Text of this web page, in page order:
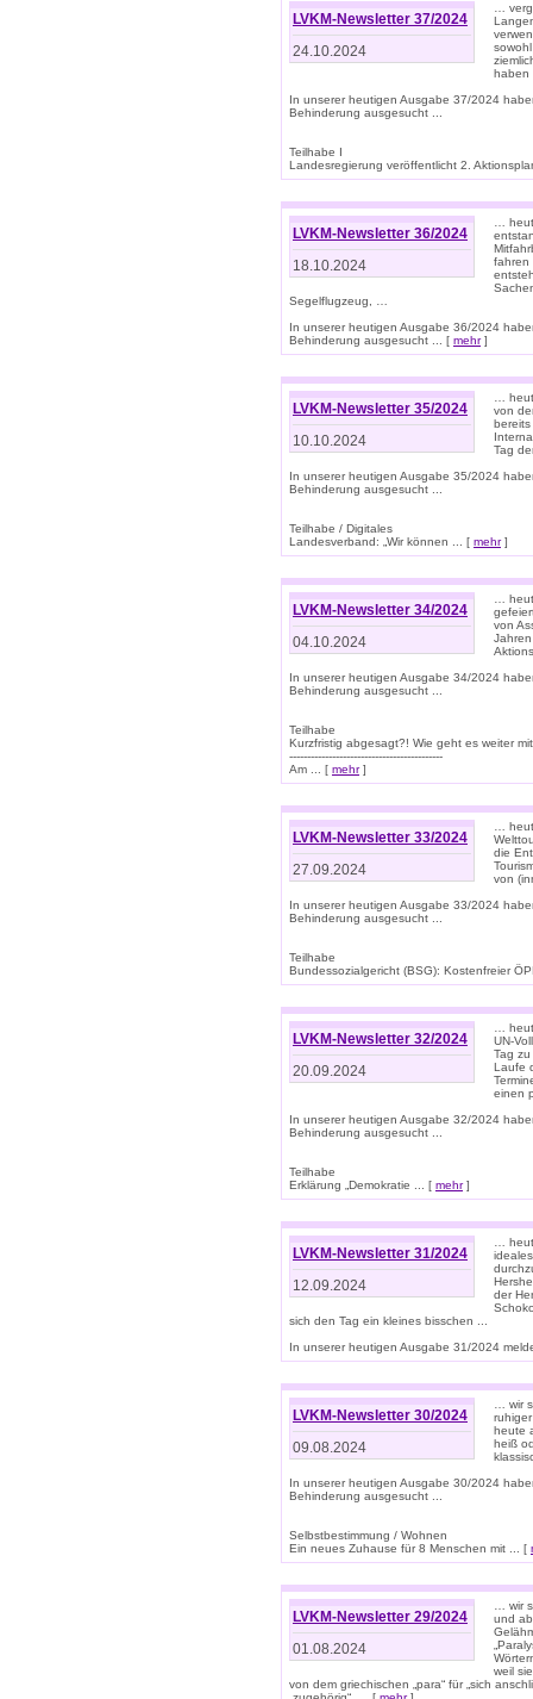
LVKM-Newsletter 37/2024
24.10.2024
…
In unserer heutigen Ausgabe 37/2024
Behinderung ausgesucht ...
Teilhabe I
Landesregierung veröffentlicht 2.
LVKM-Newsletter 36/2024
18.10.2024
…
fahren
Segelflugzeug, …
In unserer heutigen Ausgabe 36/2024
Behinderung ausgesucht ... [ mehr]
LVKM-Newsletter 35/2024
10.10.2024
…
von
bereits
Tag
In unserer heutigen Ausgabe 35/2024
Behinderung ausgesucht ...
Teilhabe / Digitales
Landesverband: „Wir können ... [ mehr]
LVKM-Newsletter 34/2024
04.10.2024
…
von
In unserer heutigen Ausgabe 34/2024
Behinderung ausgesucht ...
Teilhabe
Kurzfristig abgesagt?! Wie geht es weiter
-------------------------------------------
Am ... [ mehr]
LVKM-Newsletter 33/2024
27.09.2024
…
die
von
In unserer heutigen Ausgabe 33/2024
Behinderung ausgesucht ...
Teilhabe
Bundessozialgericht (BSG): Kostenfreier
LVKM-Newsletter 32/2024
20.09.2024
…
UN-
Tag
Laufe
einen
In unserer heutigen Ausgabe 32/2024
Behinderung ausgesucht ...
Teilhabe
Erklärung „Demokratie ... [ mehr]
LVKM-Newsletter 31/2024
12.09.2024
…
der
sich den Tag ein kleines bisschen ...
In unserer heutigen Ausgabe 31/2024
LVKM-Newsletter 30/2024
09.08.2024
… wir
heute
heiß
In unserer heutigen Ausgabe 30/2024
Behinderung ausgesucht ...
Selbstbestimmung / Wohnen
Ein neues Zuhause für 8 Menschen mit ... [
LVKM-Newsletter 29/2024
01.08.2024
… wir
und
weil
von dem griechischen „para“ für „sich